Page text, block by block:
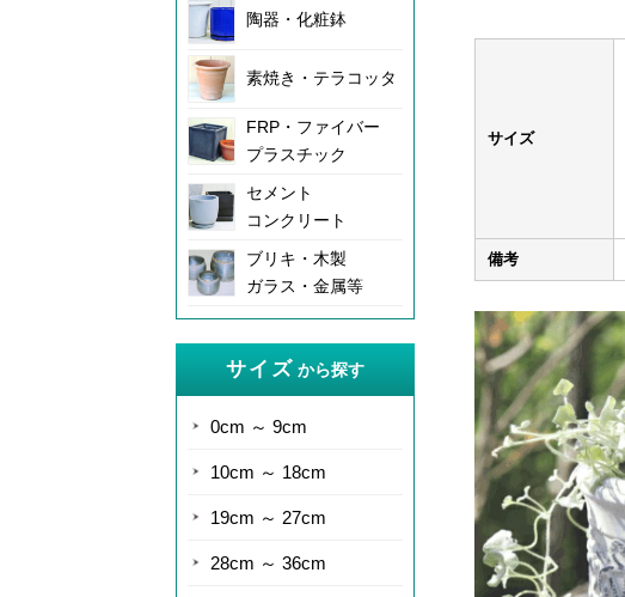
陶器・化粧鉢
素焼き・テラコッタ
FRP・ファイバー
プラスチック
セメント
コンクリート
ブリキ・木製
ガラス・金属等
サイズ から探す
0cm ～ 9cm
10cm ～ 18cm
19cm ～ 27cm
28cm ～ 36cm
サイズ
備考